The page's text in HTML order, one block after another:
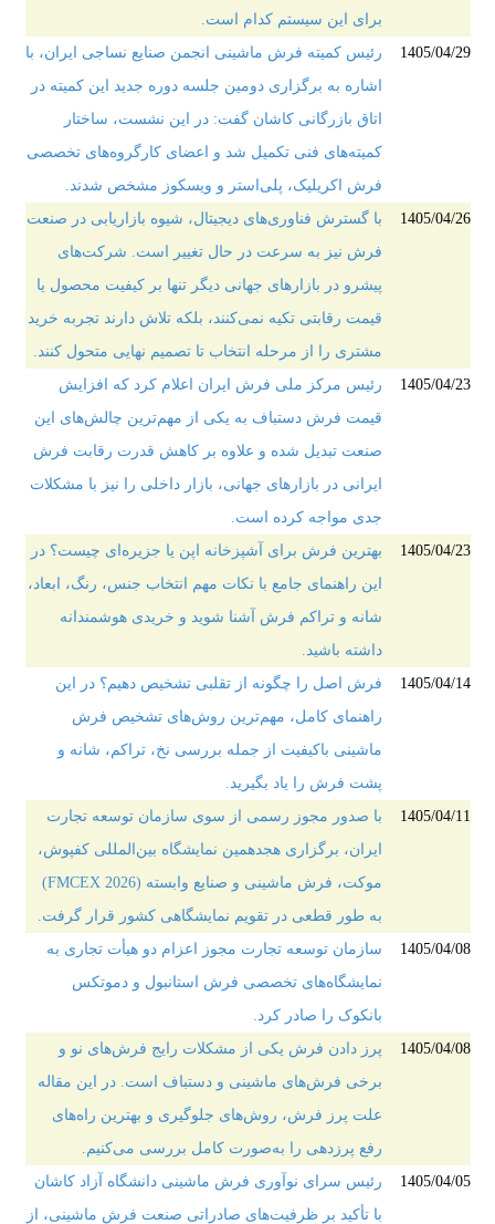
برای این سیستم کدام است.
1405/04/29
رئیس کمیته فرش ماشینی انجمن صنایع نساجی ایران، با
اشاره به برگزاری دومین جلسه دوره جدید این کمیته در
اتاق بازرگانی کاشان گفت: در این نشست، ساختار
کمیته‌های فنی تکمیل شد و اعضای کارگروه‌های تخصصی
فرش اکریلیک، پلی‌استر و ویسکوز مشخص شدند.
1405/04/26
با گسترش فناوری‌های دیجیتال، شیوه بازاریابی در صنعت
فرش نیز به سرعت در حال تغییر است. شرکت‌های
پیشرو در بازارهای جهانی دیگر تنها بر کیفیت محصول یا
قیمت رقابتی تکیه نمی‌کنند، بلکه تلاش دارند تجربه خرید
مشتری را از مرحله انتخاب تا تصمیم نهایی متحول کنند.
1405/04/23
رئیس مرکز ملی فرش ایران اعلام کرد که افزایش
قیمت فرش دستباف به یکی از مهم‌ترین چالش‌های این
صنعت تبدیل شده و علاوه بر کاهش قدرت رقابت فرش
ایرانی در بازارهای جهانی، بازار داخلی را نیز با مشکلات
جدی مواجه کرده است.
1405/04/23
بهترین فرش برای آشپزخانه اپن یا جزیره‌ای چیست؟ در
این راهنمای جامع با نکات مهم انتخاب جنس، رنگ، ابعاد،
شانه و تراکم فرش آشنا شوید و خریدی هوشمندانه
داشته باشید.
1405/04/14
فرش اصل را چگونه از تقلبی تشخیص دهیم؟ در این
راهنمای کامل، مهم‌ترین روش‌های تشخیص فرش
ماشینی باکیفیت از جمله بررسی نخ، تراکم، شانه و
پشت فرش را یاد بگیرید.
1405/04/11
با صدور مجوز رسمی از سوی سازمان توسعه تجارت
ایران، برگزاری هجدهمین نمایشگاه بین‌المللی کفپوش،
موکت، فرش ماشینی و صنایع وابسته (FMCEX 2026)
به طور قطعی در تقویم نمایشگاهی کشور قرار گرفت.
1405/04/08
سازمان توسعه تجارت مجوز اعزام دو هیأت تجاری به
نمایشگاه‌های تخصصی فرش استانبول و دموتکس
بانکوک را صادر کرد.
1405/04/08
پرز دادن فرش یکی از مشکلات رایج فرش‌های نو و
برخی فرش‌های ماشینی و دستباف است. در این مقاله
علت پرز فرش، روش‌های جلوگیری و بهترین راه‌های
رفع پرزدهی را به‌صورت کامل بررسی می‌کنیم.
1405/04/05
رئیس سرای نوآوری فرش ماشینی دانشگاه آزاد کاشان
با تأکید بر ظرفیت‌های صادراتی صنعت فرش ماشینی، از